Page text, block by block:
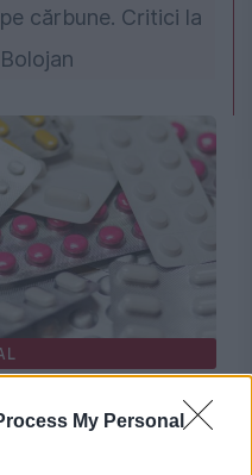
My Personal
cărbune. Critici la
medicamente în
moarte prematură